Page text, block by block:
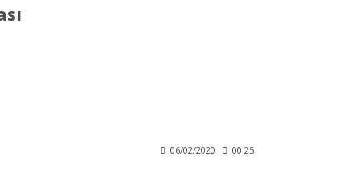
06/02/2020 00:25